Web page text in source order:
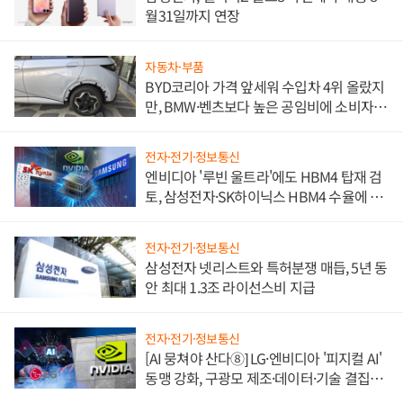
월31일까지 연장
자동차·부품
BYD코리아 가격 앞세워 수입차 4위 올랐지
만, BMW·벤츠보다 높은 공임비에 소비자
전자·전기·정보통신
엔비디아 '루빈 울트라'에도 HBM4 탑재 검
토, 삼성전자·SK하이닉스 HBM4 수율에 주
전자·전기·정보통신
삼성전자 넷리스트와 특허분쟁 매듭, 5년 동
안 최대 1.3조 라이선스비 지급
전자·전기·정보통신
[AI 뭉쳐야 산다⑧] LG·엔비디아 '피지컬 AI'
동맹 강화, 구광모 제조·데이터·기술 결집